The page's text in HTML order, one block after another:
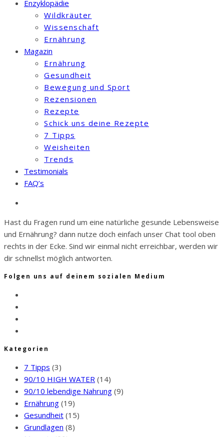
Enzyklopädie
Wildkräuter
Wissenschaft
Ernährung
Magazin
Ernährung
Gesundheit
Bewegung und Sport
Rezensionen
Rezepte
Schick uns deine Rezepte
7 Tipps
Weisheiten
Trends
Testimonials
FAQ’s
Hast du Fragen rund um eine natürliche gesunde Lebensweise
und Ernährung? dann nutze doch einfach unser Chat tool oben
rechts in der Ecke. Sind wir einmal nicht erreichbar, werden wir
dir schnellst möglich antworten.
Folgen uns auf deinem sozialen Medium
Kategorien
7 Tipps (3)
90/10 HIGH WATER (14)
90/10 lebendige Nahrung (9)
Ernährung (19)
Gesundheit (15)
Grundlagen (8)